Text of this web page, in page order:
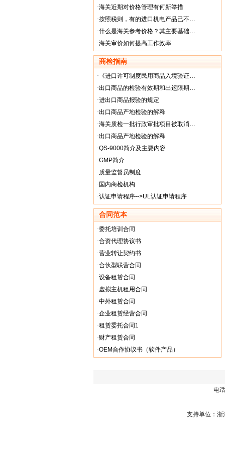
·海关近期对价格管理有何新举措
·按照税则，有的进口机电产品已不…
·什么是海关参考价格？其主要基础…
·海关审价如何提高工作效率
商检指南
· 《进口许可制度民用商品入境验证…
·出口商品的检验有效期和出运限期…
·进出口商品报验的规定
·出口商品产地检验的解释
·海关质检一批行政审批项目被取消…
·出口商品产地检验的解释
·QS-9000简介及主要内容
·GMP简介
·质量监督员制度
· 国内商检机构
·认证申请程序-->UL认证申请程序
合同范本
·委托培训合同
·合资代理协议书
·营业转让契约书
·合伙型联营合同
·设备租赁合同
·虚拟主机租用合同
·中外租赁合同
·企业租赁经营合同
·租赁委托合同1
·财产租赁合同
·OEM合作协议书（软件产品）
电
支持单位：